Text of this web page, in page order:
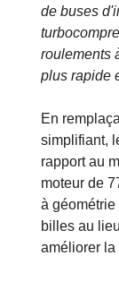
de buses
roulements
plus rapide
En
simplifiant,
rapport au
moteur de
à
billes au
améliorer la